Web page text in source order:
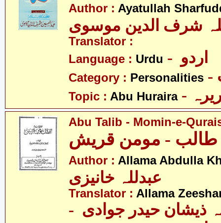
Author : Ayatullah
شرف الدین موسوی
Translator :
Language : Urdu
Category : Personalities
Topic : Abu Huraira
Abu Talib - Momin-e-
Author : Allama Abdulla
Translator : Allama
ذیشان حیدر جوادی